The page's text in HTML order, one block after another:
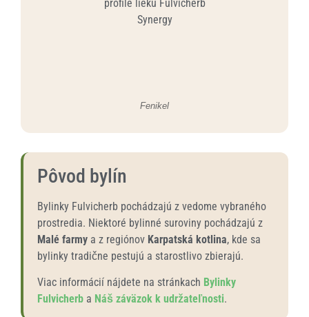
Fenikel
Pôvod bylín
Bylinky Fulvicherb pochádzajú z vedome vybraného
prostredia. Niektoré bylinné suroviny pochádzajú z
Malé farmy a z regiónov Karpatská kotlina, kde sa
bylinky tradične pestujú a starostlivo zbierajú.
Viac informácií nájdete na stránkach Bylinky
Fulvicherb a Náš záväzok k udržateľnosti.